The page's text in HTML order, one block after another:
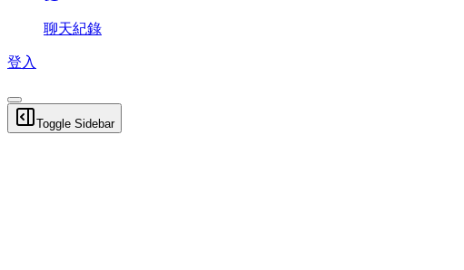
聊天紀錄
登入
Toggle Sidebar